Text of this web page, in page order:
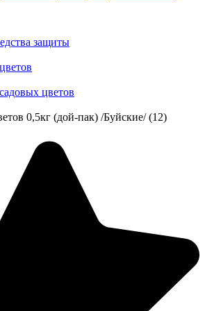
защиты
цветов
0,5кг (дой-пак) /Буйские/ (12)